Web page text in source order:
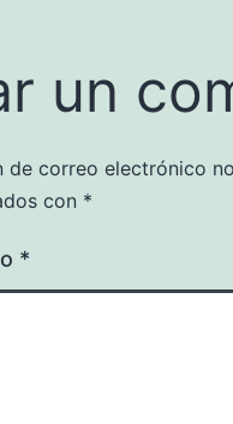
un
de correo electrónico
con *
*